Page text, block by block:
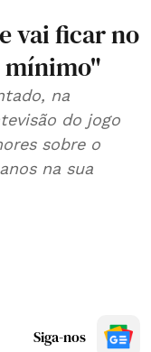
vai ficar no
mínimo"
na
do jogo
sobre o
na sua
Siga-nos